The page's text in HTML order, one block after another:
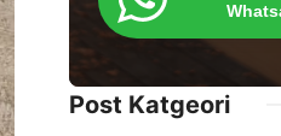
Post Katgeori